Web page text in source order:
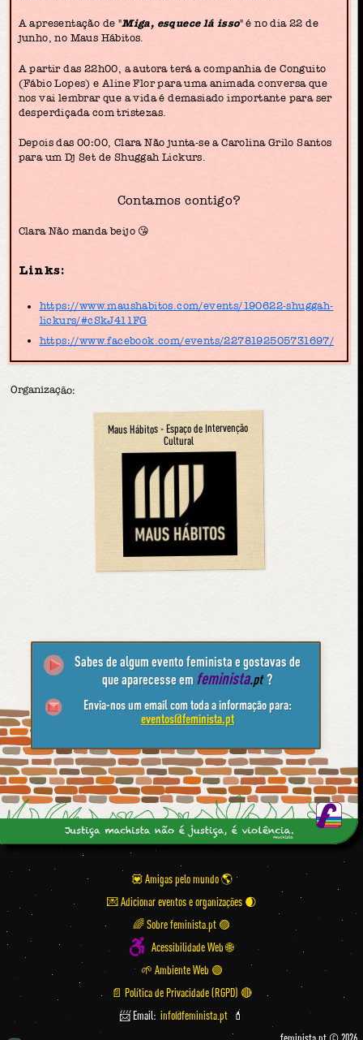
A apresentação de "Miga, esquece lá isso" é no dia 22 de
junho, no Maus Hábitos.
A partir das 22h00, a autora terá a companhia de Conguito
(Fábio Lopes) e Aline Flor para uma animada conversa que
nos vai lembrar que a vida é demasiado importante para ser
desperdiçada com tristezas.
Depois das 00:00, Clara Não junta-se a Carolina Grilo Santos
para um Dj Set de Shuggah Lickurs.
Contamos contigo?
Clara Não manda beijo 😘
Links:
https://www.maushabitos.com/events/190622-shuggah-
lickurs/#cSkJ411FG
https://www.facebook.com/events/2278192505731697/
Organização:
Maus Hábitos - Espaço de Intervenção
Cultural
Sabes de algum evento feminista e gostavas de
que aparecesse em feminista.pt ?
Envia-nos um email com toda a informação para:
eventos@feminista.pt
💟 Amigas pelo mundo
💌 Adicionar eventos e organizações
🌈 Sobre feminista.pt 🟣
Acessibilidade Web 🌐
🌱 Ambiente Web 🟢
📄 Política de Privacidade (RGPD) 🔴
📨 Email: info@feminista.pt 💄